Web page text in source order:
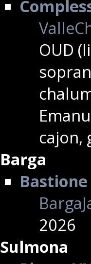
OUD
cajon,
Barga
2026
Sulmona